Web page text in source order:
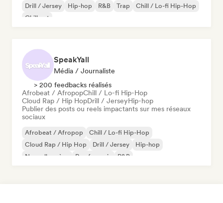
Drill / Jersey
Hip-hop R&B Trap
Chill / Lo-fi Hip-Hop
Chill out
SpeakYall
Média / Journaliste
> 200 feedbacks réalisés
Afrobeat / AfropopChill / Lo-fi Hip-Hop
Cloud Rap / Hip HopDrill / JerseyHip-hop
Publier des posts ou reels impactants sur mes réseaux
sociaux
Afrobeat / Afropop
Chill / Lo-fi Hip-Hop
Cloud Rap / Hip Hop
Drill / Jersey
Hip-hop
Nouvelle scène
Rap francais R&B